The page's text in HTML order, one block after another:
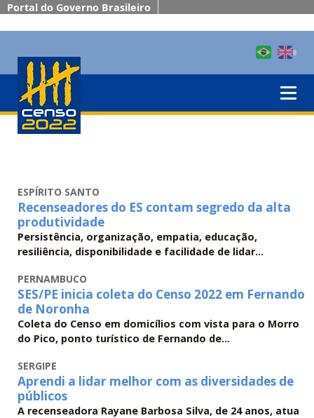
Portal do Governo Brasileiro
ESPÍRITO SANTO
Recenseadores do ES contam segredo da alta
produtividade
Persistência, organização, empatia, educação,
resiliência, disponibilidade e facilidade de lidar...
PERNAMBUCO
SES/PE inicia coleta do Censo 2022 em Fernando
de Noronha
Coleta do Censo em domicílios com vista para o Morro
do Pico, ponto turístico de Fernando de...
SERGIPE
Aprendi a lidar melhor com as diversidades de
públicos
A recenseadora Rayane Barbosa Silva, de 24 anos, atua